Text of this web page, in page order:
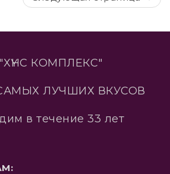
КОМПЛЕКС"
ЛУЧШИХ ВКУСОВ
в течение 33 лет